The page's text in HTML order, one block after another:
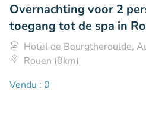
Overnachting voor 2
toegang tot de spa in
Hotel de Bourgtheroulde,
Rouen (0km)
Vendu : 0